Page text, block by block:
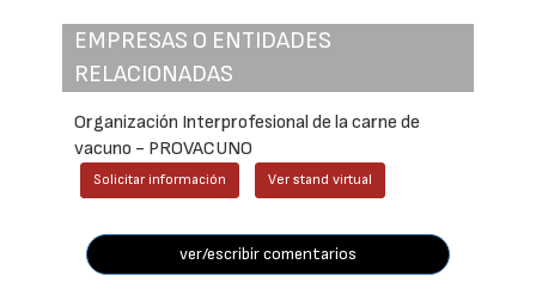
EMPRESAS O ENTIDADES
RELACIONADAS
Organización Interprofesional de la carne de
vacuno - PROVACUNO
Solicitar información Ver stand virtual
ver/escribir comentarios